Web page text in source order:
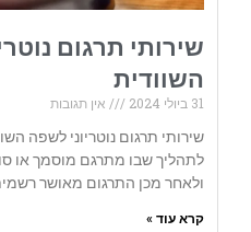
שירותי תרגום
השוודית
31 ביולי 2024
אין תגובות
שירותי תרגום נוטריוני לשפה
לתהליך שבו מתרגם מוסמך או
ולאחר מכן התרגום מאושר רשמית
קרא עוד »